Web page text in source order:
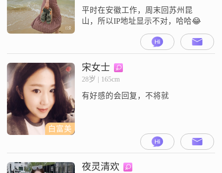
好地理解对方，相处起来也会更加
轻
平时在安徽工作，周末回苏州昆
山，所以IP地址显示不对，哈哈😂
白富美
宋女士
28岁 | 165cm
有好感的会回复，不将就
夜灵清欢